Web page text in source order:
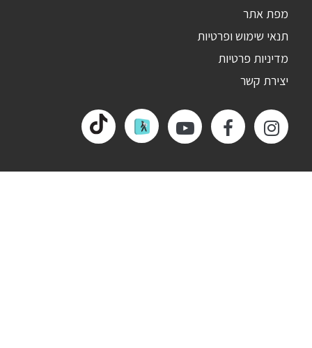
מפת אתר
תנאי שימוש ופרטיות
מדיניות פרטיות
יצירת קשר